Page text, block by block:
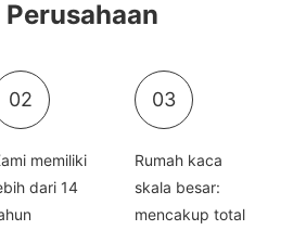
02
memiliki
dari 14
03
Rumah kaca
skala besar:
mencakup total